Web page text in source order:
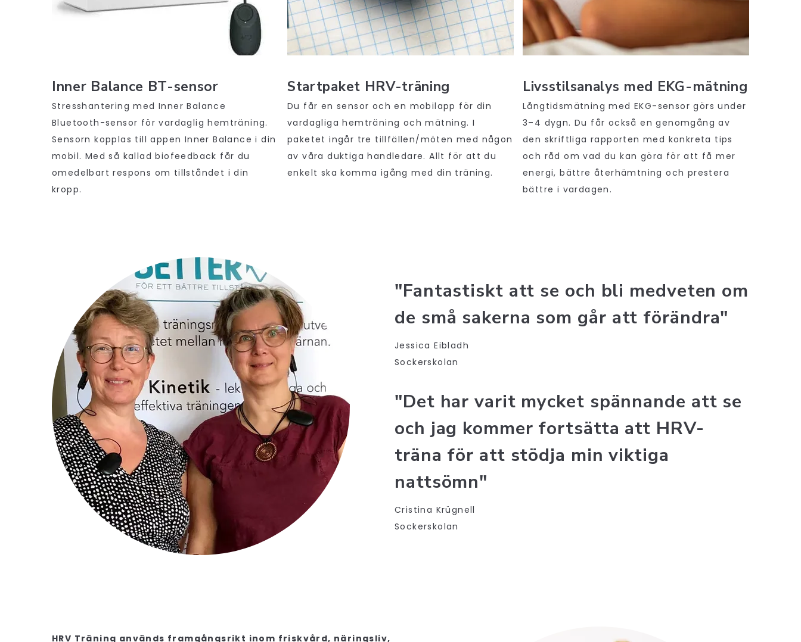
Inner Balance BT-sensor
Stresshantering med Inner Balance
Bluetooth-sensor för vardaglig hemträning.
Sensorn kopplas till appen Inner Balance i din
mobil. Med så kallad biofeedback får du
omedelbart respons om tillståndet i din
kropp.
Startpaket HRV-träning
Du får en sensor och en mobilapp för din
vardagliga hemträning och mätning. I
paketet ingår tre tillfällen/möten med någon
av våra duktiga handledare. Allt för att du
enkelt ska komma igång med din träning.
Livsstilsanalys med EKG-mätning
Långtidsmätning med EKG-sensor görs under
3–4 dygn. Du får också en genomgång av
den skriftliga rapporten med konkreta tips
och råd om vad du kan göra för att få mer
energi, bättre återhämtning och prestera
bättre i vardagen.
"Fantastiskt att se och bli medveten om
de små sakerna som går att förändra"
Jessica Eibladh
Sockerskolan
"Det har varit mycket spännande att se
och jag kommer fortsätta att HRV-
träna för att stödja min viktiga
nattsömn"
Cristina Krügnell
Sockerskolan
HRV Träning används framgångsrikt inom friskvård, näringsliv,